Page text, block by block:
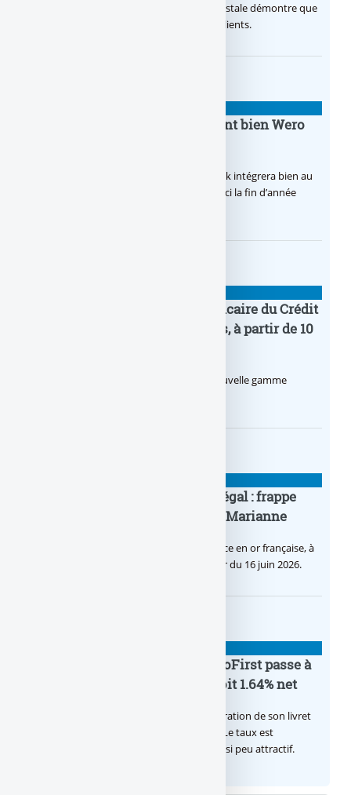
Avec sa nouvelle campagne, La Banque Postale démontre que
sa citoyenneté crée de la valeur pour ses clients.
BoursoBank intègrera finalement bien Wero
Après de multiples hésitations, Boursobank intégrera bien au
final la solution de virement SEPA Wero d’ici la fin d’année
Pro by CA : la nouvelle offre bancaire du Crédit
Agricole pour les entrepreneurs, à partir de 10
Le Crédit Agricole lance Pro by CA, une nouvelle gamme
Pièce en OR française à cours légal : frappe
inaugurale du nouveau Bullion, Marianne
C’est une petite révolution, la nouvelle pièce en or française, à
cours légal, sera commercialisée à compter du 16 juin 2026.
Le taux du livret épargne BoursoFirst passe à
2.40% brut jusqu’à la fin 2026, soit 1.64% net
Boursobank augmente le taux de rémunération de son livret
épargne réservé à ses clients BoursoFirst. Le taux est
désormais est de 2.40% brut. Toujours aussi peu attractif.